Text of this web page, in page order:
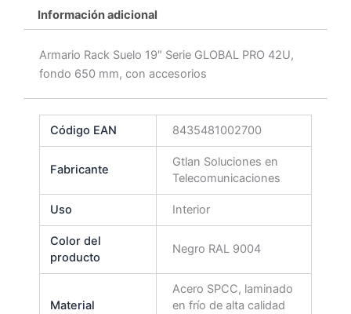
Información adicional
Armario Rack Suelo 19″ Serie GLOBAL PRO 42U,
fondo 650 mm, con accesorios
Código EAN 8435481002700
Fabricante
Gtlan Soluciones en
Telecomunicaciones
Uso Interior
Color del
producto
Negro RAL 9004
Material
Acero SPCC, laminado
en frío de alta calidad